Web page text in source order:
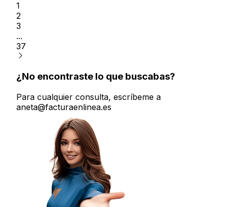
1
2
3
...
37
¿No encontraste lo que buscabas?
Para cualquier consulta, escríbeme a
aneta@facturaenlinea.es